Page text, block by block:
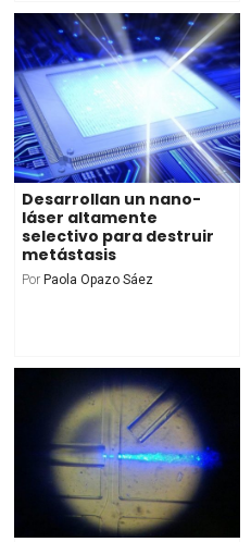
Desarrollan un nano-
láser altamente
selectivo para destruir
metástasis
Por Paola Opazo Sáez